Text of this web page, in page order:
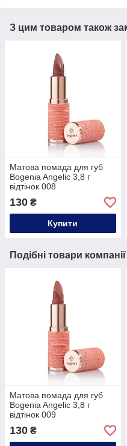
З цим товаром також
Матова помада для губ
Bogenia Angelic 3,8 г
відтінок 008
130 ₴
Купити
Подібні товари компанії
Матова помада для губ
Bogenia Angelic 3,8 г
відтінок 009
130 ₴